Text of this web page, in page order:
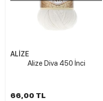
ALİZE
Alize Diva 450 İnci
66,00 TL